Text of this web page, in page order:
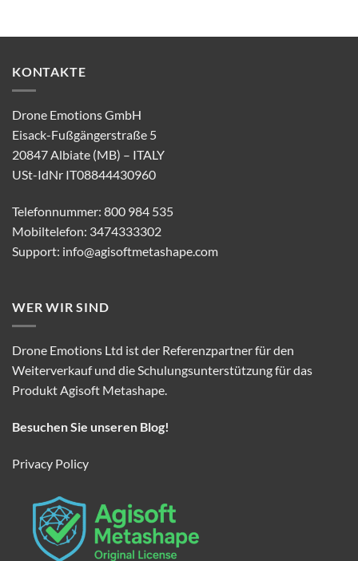
KONTAKTE
Drone Emotions GmbH
Eisack-Fußgängerstraße 5
20847 Albiate (MB) – ITALY
USt-IdNr IT08844430960
Telefonnummer: 800 984 535
Mobiltelefon: 3474333302
Support: info@agisoftmetashape.com
WER WIR SIND
Drone Emotions Ltd ist der Referenzpartner für den
Weiterverkauf und die Schulungsunterstützung für das
Produkt Agisoft Metashape.
Besuchen Sie unseren Blog!
Privacy Policy